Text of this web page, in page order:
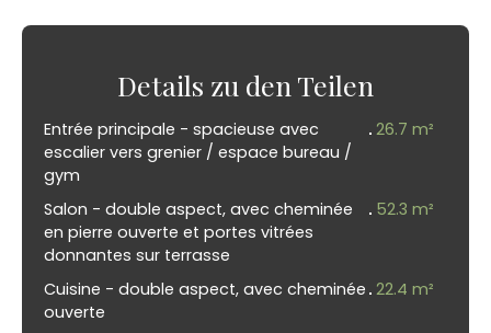
Details zu den Teilen
Entrée principale - spacieuse avec
escalier vers grenier / espace bureau /
gym
26.7 m²
Salon - double aspect, avec cheminée
en pierre ouverte et portes vitrées
donnantes sur terrasse
52.3 m²
Cuisine - double aspect, avec cheminée
ouverte
22.4 m²